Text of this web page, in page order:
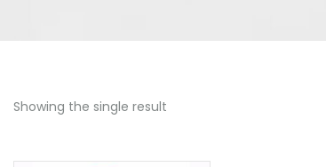
Showing the single result